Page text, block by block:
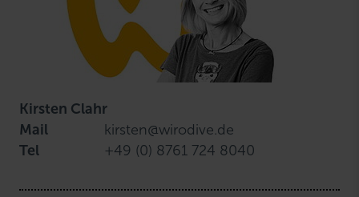
Kirsten Clahr
Mail
kirsten@wirodive.de
Tel
+49 (0) 8761 724 8040